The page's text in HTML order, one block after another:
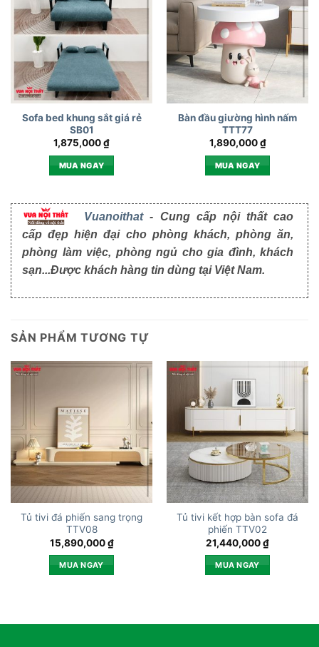
Sofa bed khung sắt giá rẻ
SB01
1,875,000₫
MUA NGAY
Bàn đầu giường hình nấm
TTT77
1,890,000₫
MUA NGAY
Vuanoithat- Cung cấp nội thất cao
cấp đẹp hiện đại cho phòng khách, phòng ăn,
phòng làm việc, phòng ngủ cho gia đình, khách
sạn...Được khách hàng tin dùng tại Việt Nam.
SẢN PHẨM TƯƠNG TỰ
Tủ tivi đá phiến sang trọng
TTV08
15,890,000₫
MUA NGAY
Tủ tivi kết hợp bàn sofa đá
phiến TTV02
21,440,000₫
MUA NGAY